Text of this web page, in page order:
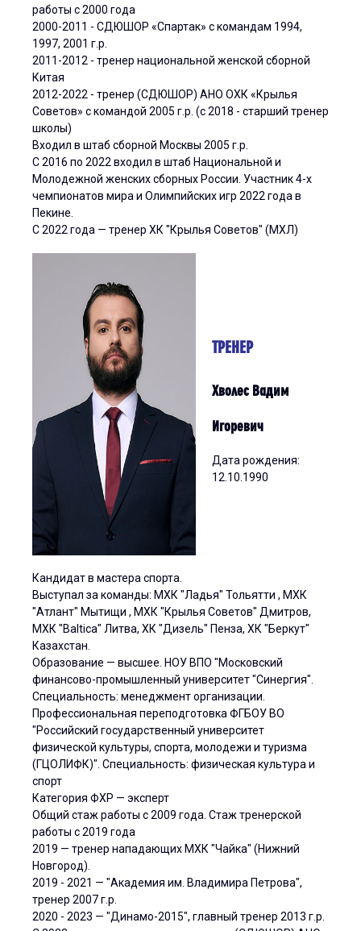
работы с 2000 года
2000-2011 - СДЮШОР «Спартак» с командам 1994,
1997, 2001 г.р.
2011-2012 - тренер национальной женской сборной
Китая
2012-2022 - тренер (СДЮШОР) АНО ОХК «Крылья
Советов» с командой 2005 г.р. (с 2018 - старший тренер
школы)
Входил в штаб сборной Москвы 2005 г.р.
С 2016 по 2022 входил в штаб Национальной и
Молодежной женских сборных России. Участник 4-х
чемпионатов мира и Олимпийских игр 2022 года в
Пекине.
С 2022 года — тренер ХК "Крылья Советов" (МХЛ)
ТРЕНЕР
Хволес Вадим
Игоревич
Дата рождения:
12.10.1990
Кандидат в мастера спорта.
Выступал за команды: МХК "Ладья" Тольятти , МХК
"Атлант" Мытищи , МХК "Крылья Советов" Дмитров,
МХК "Baltica" Литва, ХК "Дизель" Пенза, ХК "Беркут"
Казахстан.
Образование — высшее. НОУ ВПО "Московский
финансово-промышленный университет "Синергия".
Специальность: менеджмент организации.
Профессиональная переподготовка ФГБОУ ВО
"Российский государственный университет
физической культуры, спорта, молодежи и туризма
(ГЦОЛИФК)". Специальность: физическая культура и
спорт
Категория ФХР — эксперт
Общий стаж работы с 2009 года. Стаж тренерской
работы с 2019 года
2019 — тренер нападающих МХК "Чайка" (Нижний
Новгород).
2019 - 2021 — "Академия им. Владимира Петрова",
тренер 2007 г.р.
2020 - 2023 — "Динамо-2015", главный тренер 2013 г.р.